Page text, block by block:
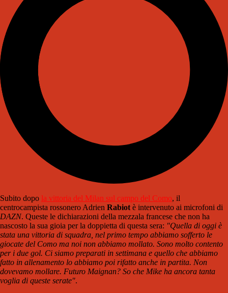
Subito dopo la vittoria del Milan sul campo del Como, il
centrocampista rossonero Adrien Rabiotè intervenuto ai microfoni di
DAZN. Queste le dichiarazioni della mezzala francese che non ha
nascosto la sua gioia per la doppietta di questa sera: "Quella di oggi è
stata una vittoria di squadra, nel primo tempo abbiamo sofferto le
giocate del Como ma noi non abbiamo mollato. Sono molto contento
per i due gol. Ci siamo preparati in settimana e quello che abbiamo
fatto in allenamento lo abbiamo poi rifatto anche in partita. Non
dovevamo mollare. Futuro Maignan? So che Mike ha ancora tanta
voglia di queste serate".